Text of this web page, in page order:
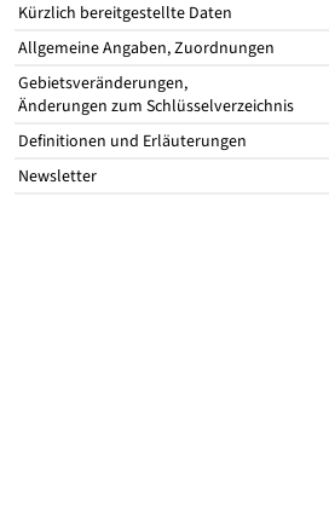
Kürzlich bereitgestellte Daten
Allgemeine Angaben, Zuordnungen
Gebietsveränderungen,
Änderungen zum Schlüsselverzeichnis
Definitionen und Erläuterungen
Newsletter